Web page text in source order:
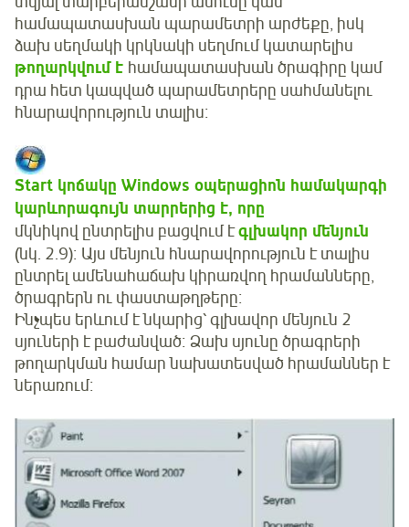
համապատասխան պարամետրի արժեքը, իսկ
ձախ սեղմակի կրկնակի սեղմում կատարելիս
թողարկվում է համապատասխան ծրագիրը կամ
դրա հետ կապված պարամետրերը սահմանելու
հնարավորություն տալիս։
Start կոճակը Windows օպերացիոն համակարգի
կարևորագույն տարրերից է, որը
մկնիկով ընտրելիս բացվում էգլխակոր մենյուն
(նկ. 2.9)։ Այս մենյուն հնարավորություն է տալիս
ընտրել ամենահաճախ կիրառվող հրամանները,
ծրագրերն ու փաստաթղթերը։
Ինչպես երևում է նկարից՝ գլխավոր մենյուն 2
սյուների է բաժանված։ Ձախ սյունը ծրագրերի
թողարկման համար նախատեսված հրամաններ է
ներառում։